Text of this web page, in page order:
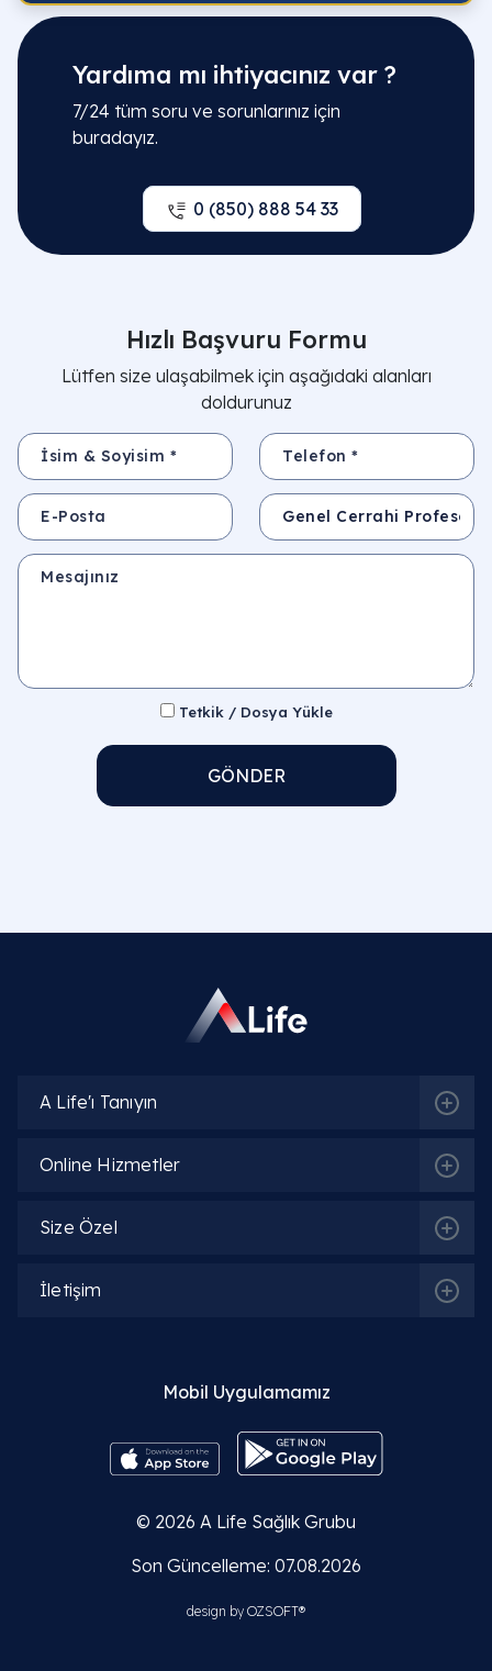
Hangi durumlarda bir Genel Cerrah'a
başvurmalıyım?
Ankarada meme cerrahisi için kime
başvurabilirim?
Yardıma mı ihtiyacınız var ?
7/24 tüm soru ve sorunlarınız için
buradayız.
0 (850) 888 54 33
Hızlı Başvuru Formu
Lütfen size ulaşabilmek için aşağıdaki alanları
doldurunuz
İsim & Soyisim * Telefon *
E-Posta Konu
Mesajınız
Tetkik / Dosya Yükle
GÖNDER
A Life'ı Tanıyın
Online Hizmetler
Size Özel
İletişim
Mobil Uygulamamız
© 2026 A Life Sağlık Grubu
Son Güncelleme: 07.08.2026
design by OZSOFT®